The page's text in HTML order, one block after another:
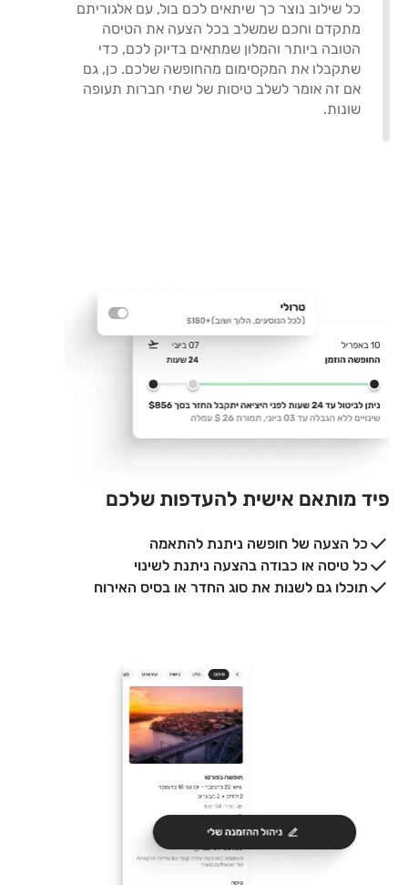
כל שילוב נוצר כך שיתאים לכם בול, עם אלגוריתם
מתקדם וחכם שמשלב בכל הצעה את הטיסה
הטובה ביותר והמלון שמתאים בדיוק לכם, כדי
שתקבלו את המקסימום מהחופשה שלכם. כן, גם
אם זה אומר לשלב טיסות של שתי חברות תעופה
שונות.
פיד מותאם אישית להעדפות שלכם
כל הצעה של חופשה ניתנת להתאמה
כל טיסה או כבודה בהצעה ניתנת לשינוי
תוכלו גם לשנות את סוג החדר או בסיס האירוח